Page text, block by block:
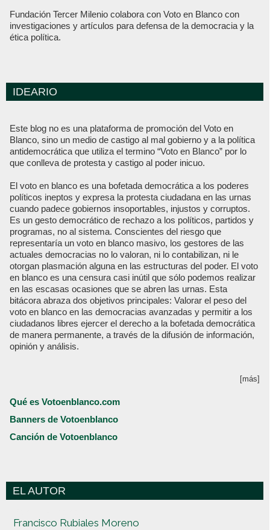
Fundación Tercer Milenio colabora con Voto en Blanco con
investigaciones y artículos para defensa de la democracia y la
ética política.
IDEARIO
Este blog no es una plataforma de promoción del Voto en
Blanco, sino un medio de castigo al mal gobierno y a la política
antidemocrática que utiliza el termino “Voto en Blanco” por lo
que conlleva de protesta y castigo al poder inicuo.
El voto en blanco es una bofetada democrática a los poderes
políticos ineptos y expresa la protesta ciudadana en las urnas
cuando padece gobiernos insoportables, injustos y corruptos.
Es un gesto democrático de rechazo a los políticos, partidos y
programas, no al sistema. Conscientes del riesgo que
representaría un voto en blanco masivo, los gestores de las
actuales democracias no lo valoran, ni lo contabilizan, ni le
otorgan plasmación alguna en las estructuras del poder. El voto
en blanco es una censura casi inútil que sólo podemos realizar
en las escasas ocasiones que se abren las urnas. Esta
bitácora abraza dos objetivos principales: Valorar el peso del
voto en blanco en las democracias avanzadas y permitir a los
ciudadanos libres ejercer el derecho a la bofetada democrática
de manera permanente, a través de la difusión de información,
opinión y análisis.
[más]
Qué es Votoenblanco.com
Banners de Votoenblanco
Canción de Votoenblanco
EL AUTOR
Francisco Rubiales Moreno